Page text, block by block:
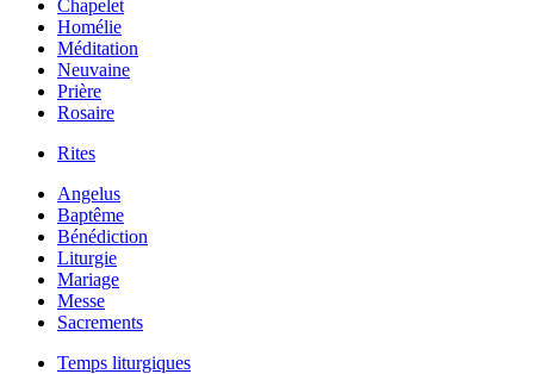
Chapelet
Homélie
Méditation
Neuvaine
Prière
Rosaire
Rites
Angelus
Baptême
Bénédiction
Liturgie
Mariage
Messe
Sacrements
Temps liturgiques